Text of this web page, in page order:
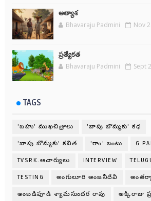
అత్యాశ
Bhavaraju Padmini Nov
ప్రత్యేకత
Bhavaraju Padmini Sept
TAGS
'బహు' ముఖచిత్రాలు 'బాపు బొమ్మకు' కధ
'బాపు బొమ్మకు' కవిత 'రాం' బంటు G
TVSRK.ఆచార్యులు INTERVIEW
TESTING అంగులూరి అంజనీదేవి
అంబడిపూడి శ్యామసుందర రావు అక్కిరాజు